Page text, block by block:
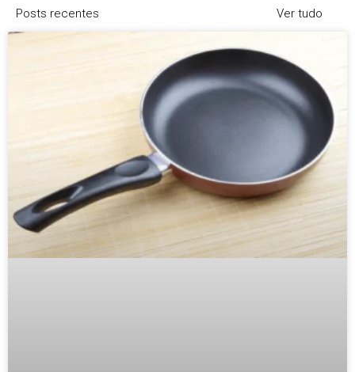
Posts recentes Ver tudo